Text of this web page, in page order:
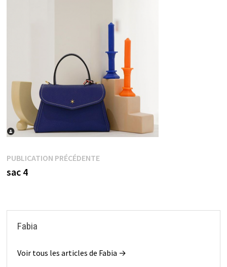
Navigation
de
PUBLICATION PRÉCÉDENTEPublication
sac 4
Fabia
Voir tous les articles de Fabia →